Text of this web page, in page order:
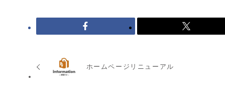
ホームページリニューアル